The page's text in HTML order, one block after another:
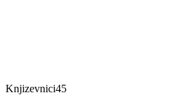
Knjizevnici45